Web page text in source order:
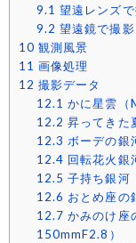
9.1 望遠レンズ
9.2 望遠鏡で撮
10 観測風景
11 画像処理
12 撮影データ
12.1 かに星雲（
12.2 昇ってきた
12.3 ボーデの銀
12.4 回転花火銀
12.5 子持ち銀河
12.6 おとめ座の
12.7 かみのけ
150mmF2.8）